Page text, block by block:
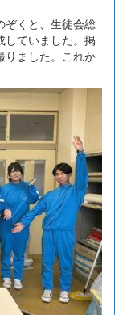
くと、生徒会総
していました。掲
りました。これか